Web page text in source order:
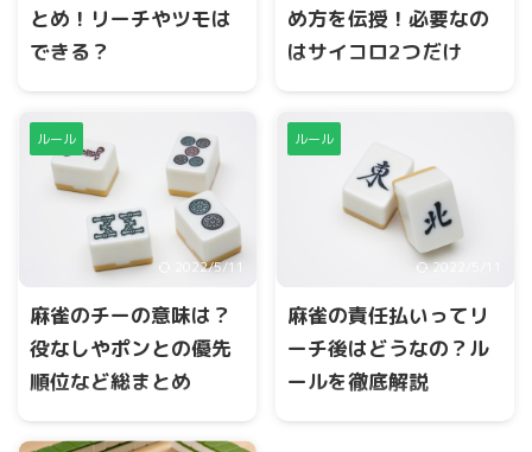
とめ！リーチやツモは
できる？
ます。反則すると、チョンボ
となり、満貫の支払いとなり
ます。フリテンになる要素に
ついて総まとめいたします。
め方を伝授！必要なの
はサイコロ2つだけ
トの位置、親決め、麻雀牌の
取り方を決める必要がありま
す。今回は、正しい麻雀ルー
ルでの始め方を伝授いたしま
ルール
2022/5/11
麻雀のチーの意味は？
役なしやポンとの優先
順位など総まとめ
の左隣の上家の捨てた牌をも
ルール
2022/5/11
麻雀の責任払いってリ
ーチ後はどうなの？ル
ールを徹底解説